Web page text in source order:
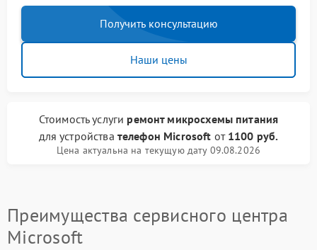
Получить консультацию
Наши цены
Стоимость услуги ремонт микросхемы питания
для устройства телефон Microsoft от 1100 руб.
Цена актуальна на текущую дату 09.08.2026
Преимущества сервисного центра
Microsoft